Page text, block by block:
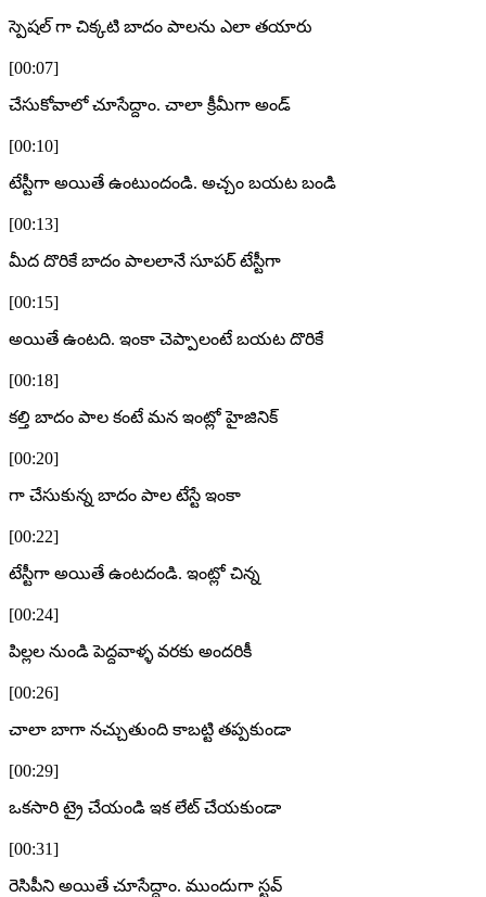
స్పెషల్ గా చిక్కటి బాదం పాలను ఎలా తయారు
[00:07]
చేసుకోవాలో చూసేద్దాం. చాలా క్రీమీగా అండ్
[00:10]
టేస్టీగా అయితే ఉంటుందండి. అచ్చం బయట బండి
[00:13]
మీద దొరికే బాదం పాలలానే సూపర్ టేస్టీగా
[00:15]
అయితే ఉంటది. ఇంకా చెప్పాలంటే బయట దొరికే
[00:18]
కల్తి బాదం పాల కంటే మన ఇంట్లో హైజినిక్
[00:20]
గా చేసుకున్న బాదం పాల టేస్టే ఇంకా
[00:22]
టేస్టీగా అయితే ఉంటదండి. ఇంట్లో చిన్న
[00:24]
పిల్లల నుండి పెద్దవాళ్ళ వరకు అందరికీ
[00:26]
చాలా బాగా నచ్చుతుంది కాబట్టి తప్పకుండా
[00:29]
ఒకసారి ట్రై చేయండి ఇక లేట్ చేయకుండా
[00:31]
రెసిపీని అయితే చూసేద్దాం. ముందుగా స్టవ్